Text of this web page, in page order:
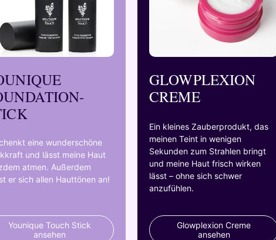
eine wunderschöne
und lässt meine Haut
atmen. Außerdem
er sich allen Hauttönen an!
Younique Touch Stick
ansehen
GLOWPLEXION
CREME
Ein kleines Zauberprodukt, das
meinen Teint in wenigen
Sekunden zum Strahlen bringt
und meine Haut frisch wirken
lässt – ohne sich schwer
anzufühlen.
Glowplexion Creme
ansehen